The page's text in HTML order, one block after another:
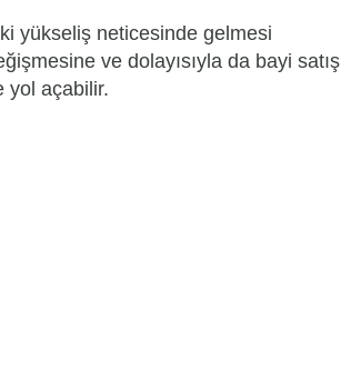
yükseliş neticesinde gelmesi
ve dolayısıyla da bayi satış
yol açabilir.